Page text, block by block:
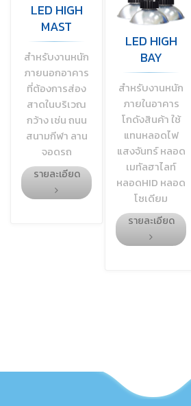
LED HIGH
MAST
สำหรับงานหนัก
ภายนอกอาคาร
ที่ต้องการส่อง
สาดในบริเวณ
กว้าง เช่น ถนน
สนามกีฬา ลาน
จอดรถ
รายละเอียด
LED HIGH
BAY
สำหรับงานหนัก
ภายในอาคาร
โกดังสินค้า ใช้
แทนหลอดไฟ
แสงจันทร์ หลอด
เมทัลฮาไลท์
หลอดHID หลอด
โซเดียม
รายละเอียด